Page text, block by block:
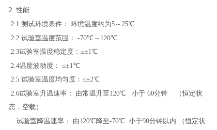
2. 性能
2.1.测试环境条件：
环境温度约为5～25℃
2.2 试验室温度范围：
-70℃～ 120℃
2.3试验室温度稳定度：≤±1℃
2.4温度波动度：
≤±1℃
2. 5试验室温度均匀度：≤±2℃
2. 6试验室升温速率： 由常温升至120℃ 小于60分钟
（恒定状
态，空载）
试验室降温速率：
由120℃ 降至-70℃ 小于90分钟以内 （恒定状